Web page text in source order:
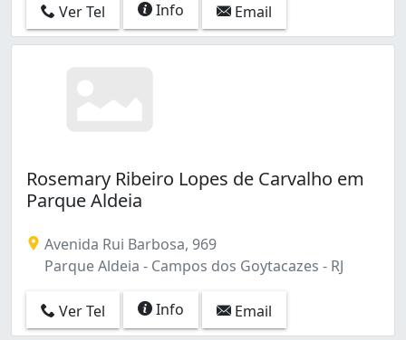
Ver Tel Info Email
Rosemary Ribeiro Lopes de Carvalho em
Parque Aldeia
Avenida Rui Barbosa, 969
Parque Aldeia - Campos dos Goytacazes - RJ
Ver Tel Info Email